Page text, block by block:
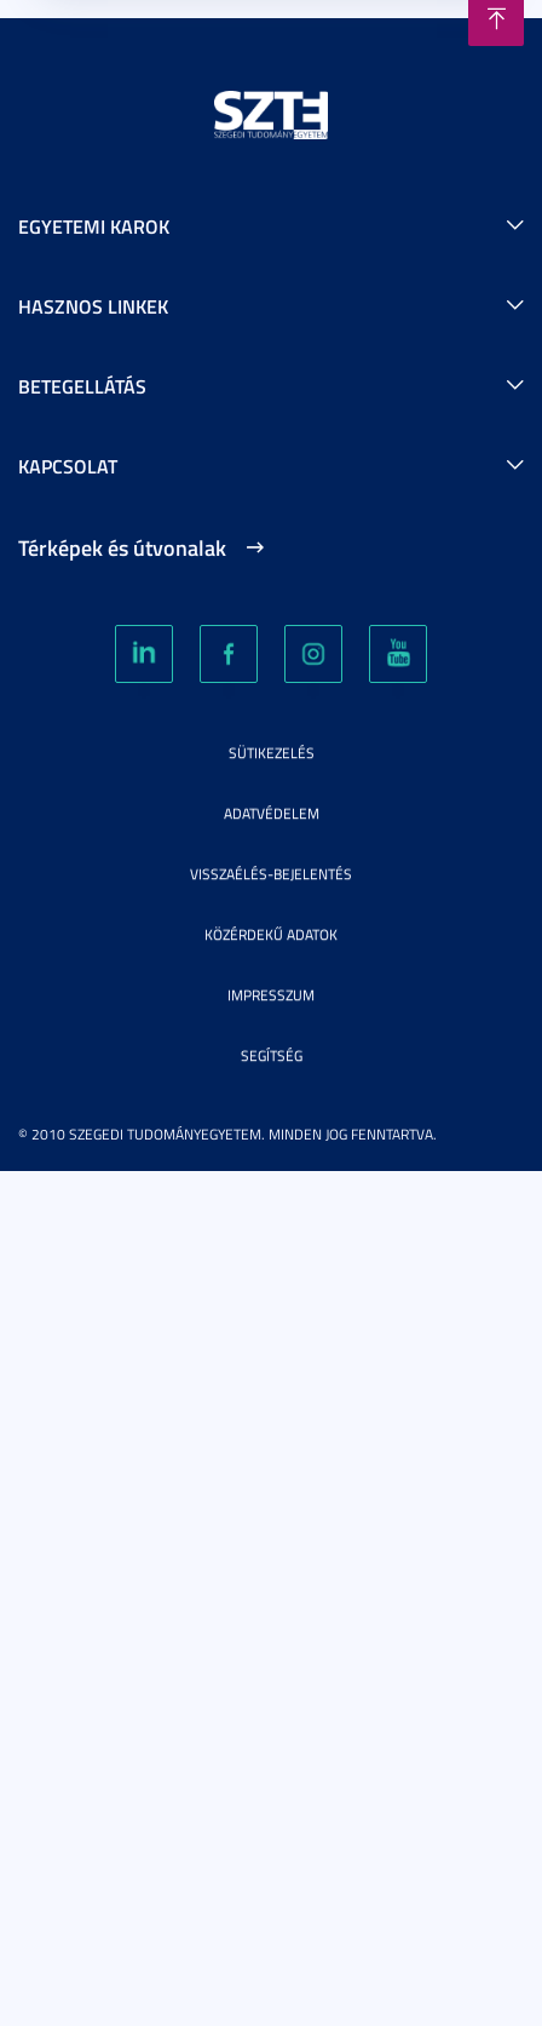
EGYETEMI KAROK
HASZNOS LINKEK
BETEGELLÁTÁS
KAPCSOLAT
Térképek és útvonalak
© 2010 SZEGEDI TUDOMÁNYEGYETEM. MINDEN JOG FENNTARTVA.
SÜTIKEZELÉS
ADATVÉDELEM
VISSZAÉLÉS-BEJELENTÉS
KÖZÉRDEKŰ ADATOK
IMPRESSZUM
SEGÍTSÉG